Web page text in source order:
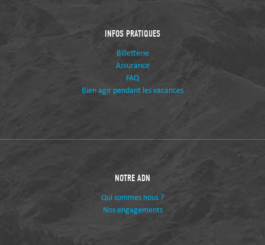
INFOS PRATIQUES
Billetterie
Assurance
FAQ
Bien agir pendant les vacances
NOTRE ADN
Qui sommes nous ?
Nos engagements